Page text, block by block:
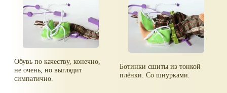
Обувь по качеству, конечно,
не очень, но выглядит
симпатично.
Ботинки сшиты из тонкой
плёнки. Со шнурками.